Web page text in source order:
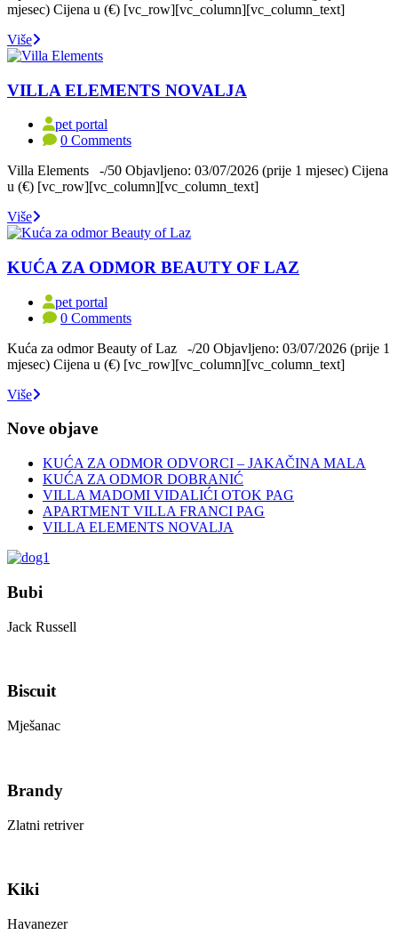
mjesec) Cijena u (€) [vc_row][vc_column][vc_column_text]
Više
VILLA ELEMENTS NOVALJA
pet portal
0 Comments
Villa Elements -/50 Objavljeno: 03/07/2026 (prije 1 mjesec) Cijena
u (€) [vc_row][vc_column][vc_column_text]
Više
KUĆA ZA ODMOR BEAUTY OF LAZ
pet portal
0 Comments
Kuća za odmor Beauty of Laz -/20 Objavljeno: 03/07/2026 (prije 1
mjesec) Cijena u (€) [vc_row][vc_column][vc_column_text]
Više
Nove objave
KUĆA ZA ODMOR ODVORCI – JAKAČINA MALA
KUĆA ZA ODMOR DOBRANIĆ
VILLA MADOMI VIDALIĆI OTOK PAG
APARTMENT VILLA FRANCI PAG
VILLA ELEMENTS NOVALJA
Bubi
Jack Russell
Biscuit
Mješanac
Brandy
Zlatni retriver
Kiki
Havanezer